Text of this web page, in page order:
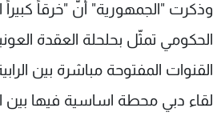
وذكرت "الجمهورية" أنّ "خرقاً
الحكومي تمثّل بحلحلة العقدة
القنوات المفتوحة مباشرة بين
لقاء دبي محطة اساسية فيها بين